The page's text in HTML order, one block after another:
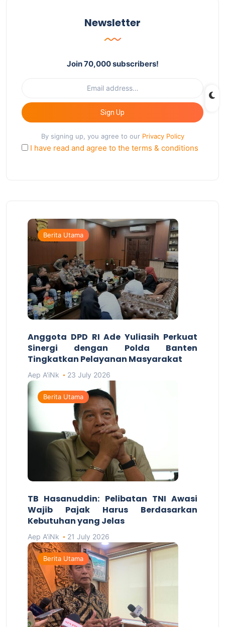
Newsletter
Join 70,000 subscribers!
Sign Up
By signing up, you agree to our Privacy Policy
I have read and agree to the terms & conditions
Berita Utama
Anggota DPD RI Ade Yuliasih Perkuat
Sinergi dengan Polda Banten
Tingkatkan Pelayanan Masyarakat
Aep A'iNk 23 July 2026
Berita Utama
TB Hasanuddin: Pelibatan TNI Awasi
Wajib Pajak Harus Berdasarkan
Kebutuhan yang Jelas
Aep A'iNk 21 July 2026
Berita Utama